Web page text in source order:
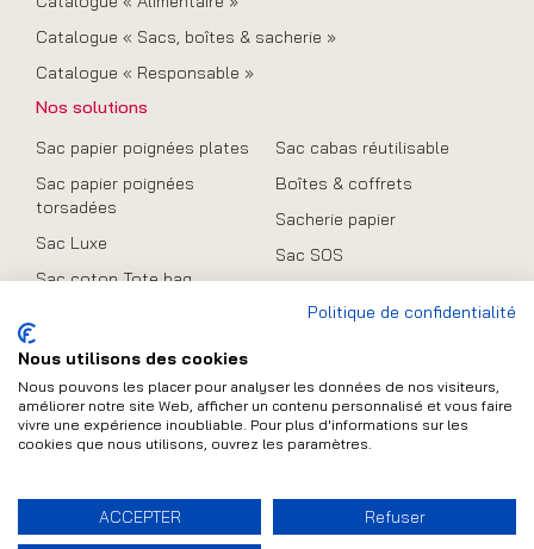
Catalogue « Sacs, boîtes & sacherie »
Catalogue « Responsable »
Nos solutions
Sac papier poignées plates
Sac papier poignées
torsadées
Sac Luxe
Sac coton Tote bag
Sac pliable
Sac cabas réutilisable
Boîtes & coffrets
Sacherie papier
Sac SOS
Contact
Conditions Générales de Vente
Politique de confidentialité
Nous utilisons des cookies
Nous pouvons les placer pour analyser les données de nos visiteurs,
améliorer notre site Web, afficher un contenu personnalisé et vous faire
vivre une expérience inoubliable. Pour plus d'informations sur les
cookies que nous utilisons, ouvrez les paramètres.
ACCEPTER Refuser